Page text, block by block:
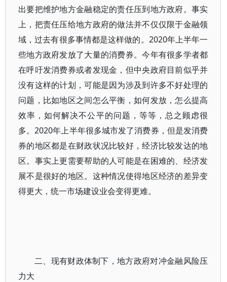
出要把维护地方金融稳定的责任压到地方政府。事实
上，把责任压给地方政府的做法并不仅仅限于金融领
域，过去有很多事情都是这样做的。2020年上半年一
些地方政府发放了大量的消费券。今年有很多学者都
在呼吁发消费券或者发现金，但中央政府目前似乎并
没有这样的计划，可能是因为涉及到许多不好处理的
问题，比如地区之间怎么平衡，如何发放，怎么提高
效率，如何解决不公平的问题，等等，总之顾虑很
多。2020年上半年很多城市发了消费券，但是发消费
券的地区都是在财政状况比较好，经济比较发达的地
区。事实上更需要帮助的人可能是在困难的、经济发
展不是很好的地区。这种情况使得地区经济的差异变
得更大，统一市场建设业会变得更难。
二、现有财政体制下，地方政府对冲金融风险压
力大